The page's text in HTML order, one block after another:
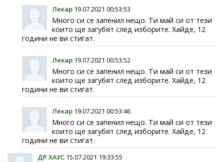
Лекар 19.07.2021 00:53:53
Много си се запенил нещо. Ти май си от тези
които ще загубят след изборите. Хайде, 12
години не ви стигат.
Лекар 19.07.2021 00:53:52
Много си се запенил нещо. Ти май си от тези
които ще загубят след изборите. Хайде, 12
години не ви стигат.
Лекар 19.07.2021 00:53:46
Много си се запенил нещо. Ти май си от тези
които ще загубят след изборите. Хайде, 12
години не ви стигат.
ДР ХАУС 15.07.2021 19:33:55